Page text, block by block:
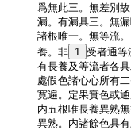
爲無此三。無差別
漏。有漏具三。無
諸根唯一。無等流
養。非 1 受者通等
有長養及等流者各
處假色諸心心所有
寛遍。定果實色或
内五根唯長養異熟
異熟。内諸餘色具